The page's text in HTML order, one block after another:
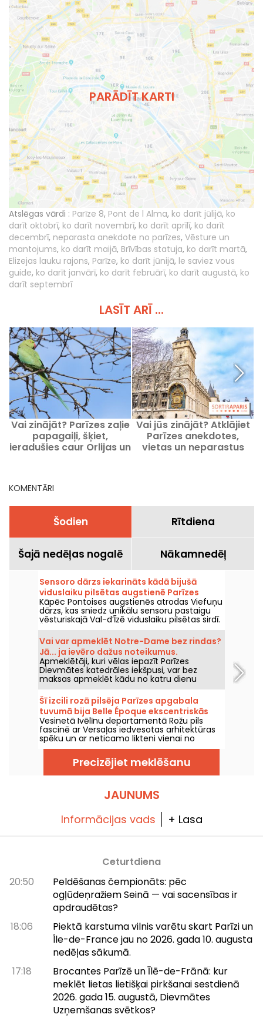
PARĀDĪT KARTI
Atslēgas vārdi : Parīze 8, Pont de l Alma, ko darīt jūlijā, ko
darīt oktobrī, ko darīt novembrī, ko darīt aprīlī, ko darīt
decembrī, neparasta anekdote no parīzes, Vēsture un
mantojums, ko darīt maijā, Brīvības statuja, ko darīt martā,
Elizejas lauku rajons, Parīze, ko darīt jūnijā, le saviez vous
guide, ko darīt janvārī, ko darīt februārī, ko darīt augustā, ko
darīt septembrī
LASĪT ARĪ ...
Vai zinājāt? Parīzes zaļie
papagaiļi, šķiet,
ieradušies caur Orlijas un
Vai jūs zinājāt? Atklājiet
Parīzes anekdotes,
vietas un neparastus
KOMENTĀRI
Šodien Rītdiena
Šajā nedēļas nogalē Nākamnedēļ
Sensoro dārzs iekarināts kādā bijušā
viduslaiku pilsētas augstienē Parīzes
reģionā
Kāpēc Pontoises augstienēs atrodas Viefuņu
dārzs, kas sniedz unikālu sensoru pastaigu
vēsturiskajā Val-d’Īzē viduslaiku pilsētas sirdī.
Šī lauku aleja ar elpu aizraujošu skatu uz
apkārtni, līdzi vecajiem mūriem.
Vai var apmeklēt Notre-Dame bez rindas?
Jā... ja ievēro dažus noteikumus.
Apmeklētāji, kuri vēlas iepazīt Parīzes
Dievmātes katedrāles iekšpusi, var bez
maksas apmeklēt kādu no katru dienu
svinētajiem dievkalpojumiem. Tā ir iespēja
ikvienam, ar nosacījumu, ka iegriežas
vispirms ar nolūku piedalīties dievkalpojumā
vai pilnībā ievērot tā gaitu. Tiek izskaidrots,
kas jums jāzina.
Šī izcili rozā pilsēja Parīzes apgabala
tuvumā bija Belle Époque ekscentriskās
marķīzes mājoklis.
Vesinetā Ivēlīnu departamentā Rožu pils
fascinē ar Versaļas iedvesotas arhitektūras
spēku un ar neticamo likteni vienai no
pilsētas slavenākajām iedzīvotājām: marķīzei
Luīzai Kasati, Belle Époque ekscentriskās
Precizējiet meklēšanu
JAUNUMS
Informācijas vads + Lasa
Ceturtdiena
20:50
Peldēšanas čempionāts: pēc
ogļūdeņražiem Seinā — vai sacensības ir
apdraudētas?
18:06
Piektā karstuma vilnis varētu skart Parīzi un
Île-de-France jau no 2026. gada 10. augusta
nedēļas sākumā.
17:18
Brocantes Parīzē un Īlē-de-Frānā: kur
meklēt lietas lietišķai pirkšanai sestdienā
2026. gada 15. augustā, Dievmātes
Uzņemšanas svētkos?